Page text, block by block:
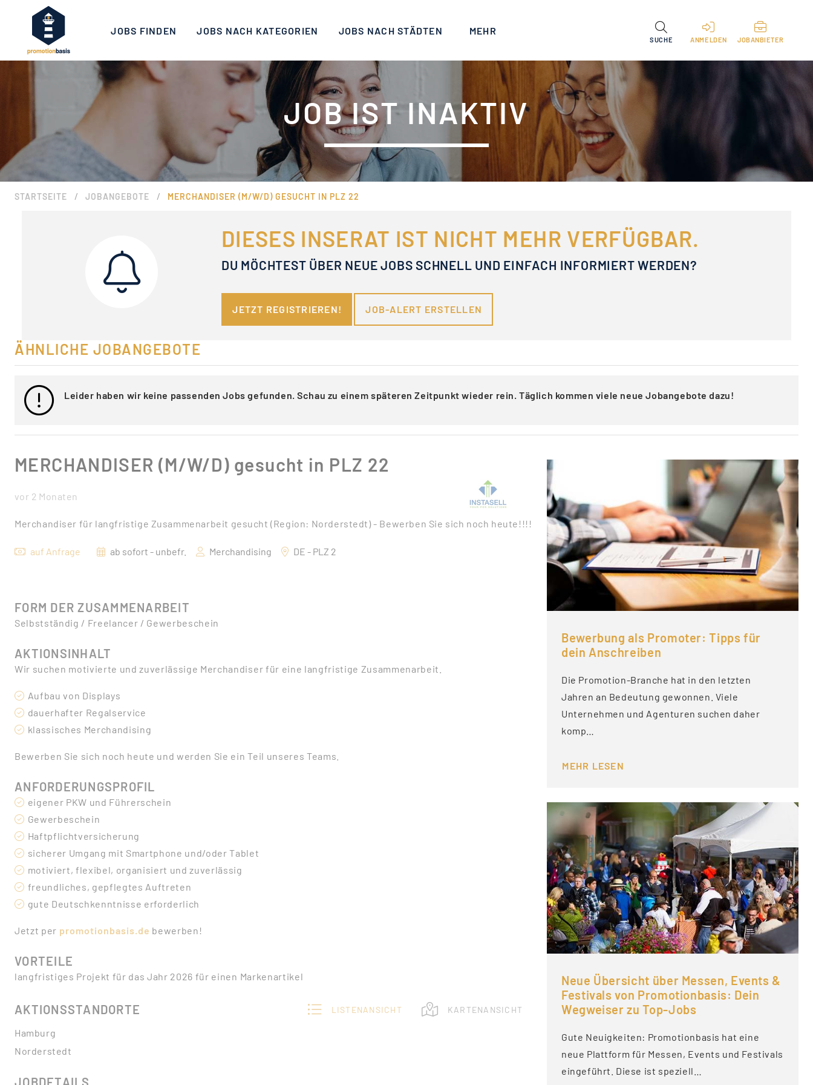
JOBS FINDEN JOBS NACH KATEGORIEN JOBS NACH STÄDTEN MEHR
SUCHE ANMELDEN JOBANBIETER
JOB IST INAKTIV
STARTSEITE / JOBANGEBOTE / MERCHANDISER (M/W/D) GESUCHT IN PLZ 22
DIESES INSERAT IST NICHT MEHR VERFÜGBAR.
DU MÖCHTEST ÜBER NEUE JOBS SCHNELL UND EINFACH INFORMIERT WERDEN?
JETZT REGISTRIEREN! JOB-ALERT ERSTELLEN
ÄHNLICHE JOBANGEBOTE
Leider haben wir keine passenden Jobs gefunden. Schau zu einem späteren Zeitpunkt wieder rein. Täglich kommen viele neue Jobangebote dazu!
MERCHANDISER (M/W/D) gesucht in PLZ 22
vor 2 Monaten
Merchandiser für langfristige Zusammenarbeit gesucht (Region: Norderstedt) - Bewerben Sie sich noch heute!!!!
auf Anfrage ab sofort - unbefr. Merchandising DE - PLZ 2
FORM DER ZUSAMMENARBEIT
Selbstständig / Freelancer / Gewerbeschein
AKTIONSINHALT
Wir suchen motivierte und zuverlässige Merchandiser für eine langfristige Zusammenarbeit.
Aufbau von Displays
dauerhafter Regalservice
klassisches Merchandising
Bewerben Sie sich noch heute und werden Sie ein Teil unseres Teams.
ANFORDERUNGSPROFIL
eigener PKW und Führerschein
Gewerbeschein
Haftpflichtversicherung
sicherer Umgang mit Smartphone und/oder Tablet
motiviert, flexibel, organisiert und zuverlässig
freundliches, gepflegtes Auftreten
gute Deutschkenntnisse erforderlich
Jetzt per promotionbasis.de bewerben!
VORTEILE
langfristiges Projekt für das Jahr 2026 für einen Markenartikel
AKTIONSSTANDORTE LISTENANSICHT KARTENANSICHT
Hamburg
Norderstedt
JOBDETAILS
Bewerbung als Promoter: Tipps für
dein Anschreiben
Die Promotion-Branche hat in den letzten
Jahren an Bedeutung gewonnen. Viele
Unternehmen und Agenturen suchen daher
komp…
MEHR LESEN
Neue Übersicht über Messen, Events &
Festivals von Promotionbasis: Dein
Wegweiser zu Top-Jobs
Gute Neuigkeiten: Promotionbasis hat eine
neue Plattform für Messen, Events und Festivals
eingeführt. Diese ist speziell…